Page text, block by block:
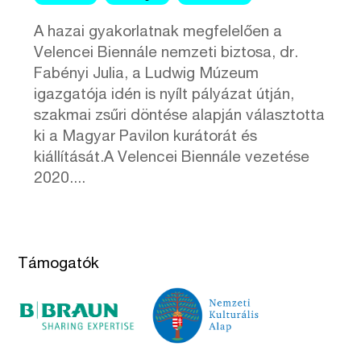
A hazai gyakorlatnak megfelelően a
Velencei Biennále nemzeti biztosa, dr.
Fabényi Julia, a Ludwig Múzeum
igazgatója idén is nyílt pályázat útján,
szakmai zsűri döntése alapján választotta
ki a Magyar Pavilon kurátorát és
kiállítását.A Velencei Biennále vezetése
2020....
Támogatók